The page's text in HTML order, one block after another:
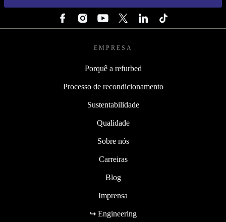
EMPRESA
Porquê a refurbed
Processo de recondicionamento
Sustentabilidade
Qualidade
Sobre nós
Carreiras
Blog
Imprensa
↪ Engineering